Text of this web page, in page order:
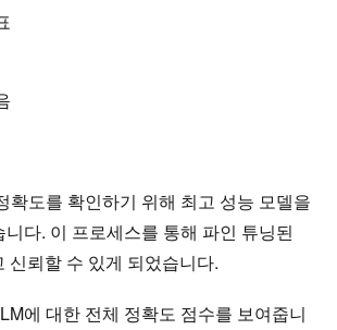
확도를 확인하기 위해 최고 성능 모델을
다. 이 프로세스를 통해 파인 튜닝된
신뢰할 수 있게 되었습니다.
에 대한 전체 정확도 점수를 보여줍니